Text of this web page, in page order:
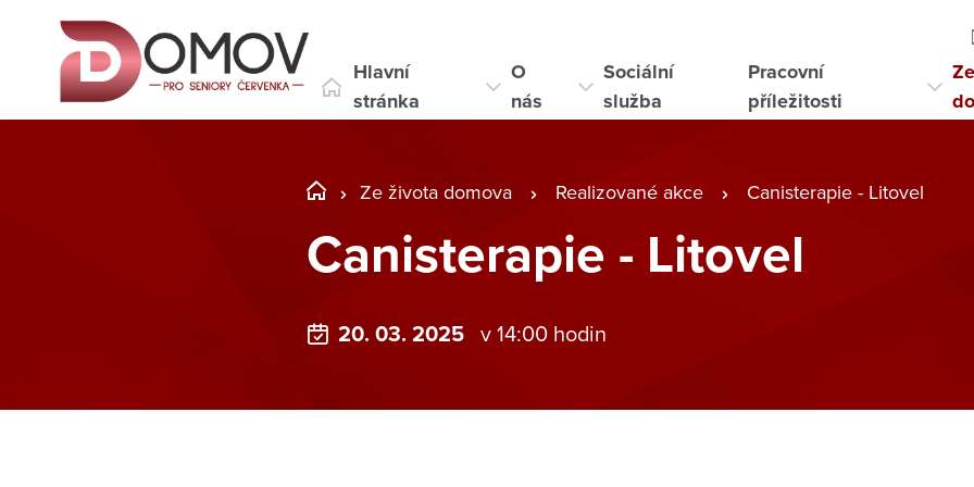
Hlavní
stránka
O
nás
Sociální
služba
Pracovní
příležitosti
Ze života domova Realizované akce Canisterapie - Litovel
Canisterapie - Litovel
20. 03. 2025 v 14:00 hodin